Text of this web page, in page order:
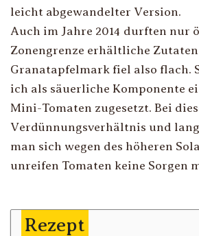
leicht abgewandelter Version.
Auch im Jahre 2014 durften nur
Zonengrenze erhältliche
Granatapfelmark fiel also flach.
ich als säuerliche Komponente
Mini-Tomaten zugesetzt. Bei
Verdünnungsverhältnis und
man sich wegen des höheren
unreifen Tomaten keine Sorgen
Rezept